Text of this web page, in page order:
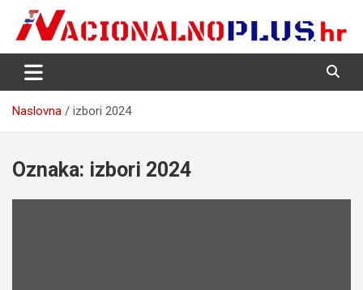
content
NacionalnoPlus.hr
Nacija želi znati više
Naslovna izbori 2024
Oznaka: izbori 2024